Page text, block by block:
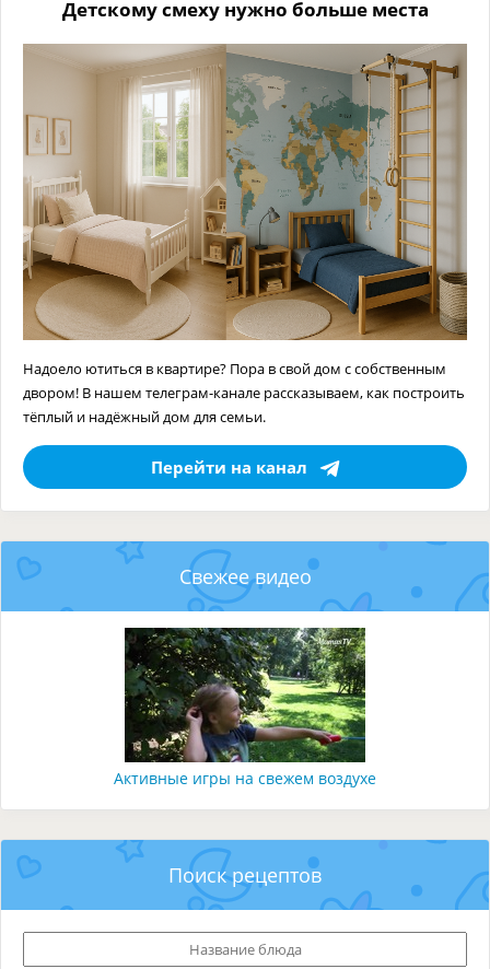
Детскому смеху нужно больше места
Надоело ютиться в квартире? Пора в свой дом с собственным
двором! В нашем телеграм-канале рассказываем, как построить
тёплый и надёжный дом для семьи.
Перейти на канал
Свежее видео
Активные игры на свежем воздухе
Поиск рецептов